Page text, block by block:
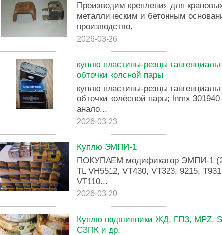
Производим крепления для
металлическим и бетонным
производство.
2026-03-26
куплю пластины-резцы
обточки колсной пары
куплю пластины-резцы
обточки колёсной пары; lnmx
анало...
2026-03-23
Куплю ЭМПИ-1
ПОКУПАЕМ модификатор ЭМПИ-1
TL VH5512, VT430, VT323, 9215,
VT110...
2026-03-20
Куплю подшипники ЖД, ГПЗ, MPZ,
СЗПК и др.